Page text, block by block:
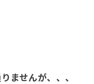
ませんが、、、